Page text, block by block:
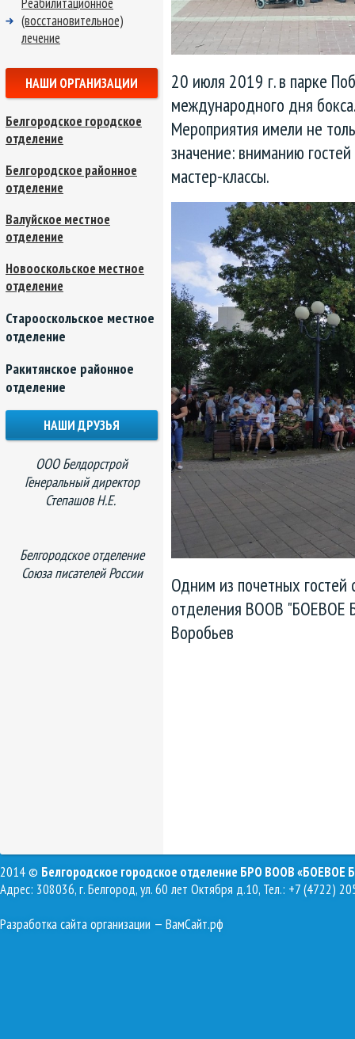
20 июля 2019 г. в парке
международного дня
Мероприятия имели не
значение: вниманию
мастер-классы.
Одним из почетных гостей
отделения ВООВ "БОЕВОЕ
Воробьев
(восстановительное)
лечение
НАШИ ОРГАНИЗАЦИИ
Белгородское городское
отделение
Белгородское районное
отделение
Валуйское местное
отделение
Новооскольское местное
отделение
Старооскольское местное
отделение
Ракитянское районное
отделение
НАШИ ДРУЗЬЯ
ООО Белдорстрой
Генеральный директор
Степашов Н.Е.
Белгородское отделение
Союза писателей России
2014 © Белгородское городское отделение БРО ВООВ «БОЕВОЕ
Адрес: 308036, г. Белгород, ул. 60 лет Октября д.10, Тел.: +7 (4722)
Разработка сайта организации — ВамСайт.рф